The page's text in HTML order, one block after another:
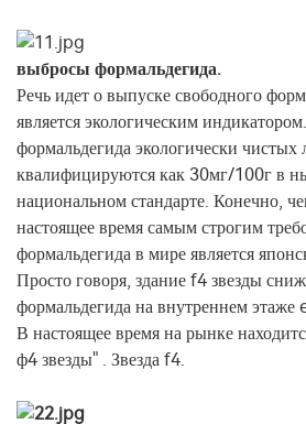
выбросы формальдегида.
Речь идет о выпуске свободного
является экологическим
формальдегида экологически чистых
квалифицируются как 30мг/100г в
национальном стандарте. Конечно,
настоящее время самым строгим
формальдегида в мире является
Просто говоря, здание f4 звезды
формальдегида на внутреннем этаже
В настоящее время на рынке
ф4 звезды" . Звезда f4.